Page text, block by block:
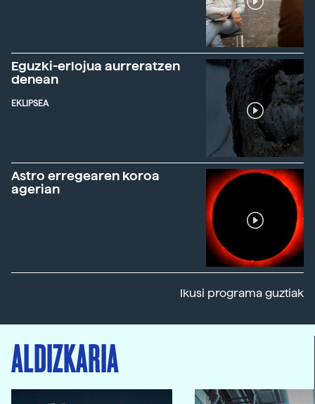
Eguzki-erlojua aurreratzen
denean
EKLIPSEA
Astro erregearen koroa
agerian
Ikusi programa guztiak
ALDIZKARIA